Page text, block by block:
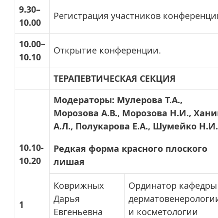
9.30–
10.00
Регистрация участников
10.00–
10.10
Открытие конференции.
ТЕРАПЕВТИЧЕСКАЯ СЕКЦИЯ
Модераторы: Мулерова Т.А.,
Морозова А.В., Морозова Н.И.,
А.Л., Полукарова Е.А., Шумейко Н.И.
10.10-
10.20
1
Редкая форма красного плоского
лишая
Коврижных
Дарья
Евгеньевна
Ординатор кафедры
и косметологии